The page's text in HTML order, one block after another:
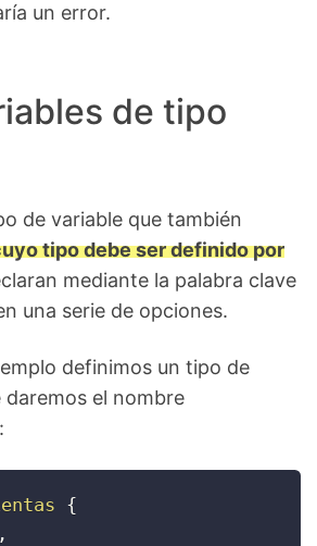
un error.
de tipo
de variable que también
tipo debe ser definido por
mediante la palabra clave
una serie de opciones.
definimos un tipo de
el nombre
:
{
,